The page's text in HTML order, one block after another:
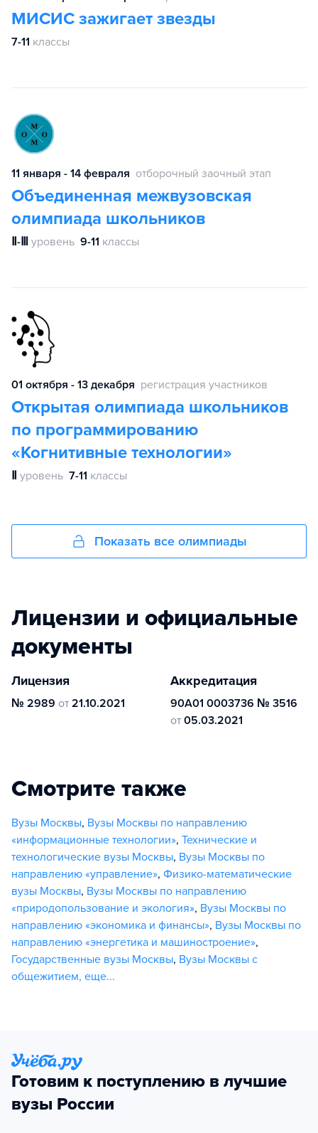
МИСИС зажигает звезды
7-11 классы
11 января - 14 февраля отборочный заочный этап
Объединенная межвузовская
олимпиада школьников
Ⅱ-Ⅲ уровень 9-11 классы
01 октября - 13 декабря регистрация участников
Открытая олимпиада школьников
по программированию
«Когнитивные технологии»
Ⅱ уровень 7-11 классы
Показать все олимпиады
Лицензии и официальные
документы
Лицензия
№ 2989 от 21.10.2021
Аккредитация
90А01 0003736 № 3516
от 05.03.2021
Смотрите также
Вузы Москвы, Вузы Москвы по направлению
«информационные технологии», Технические и
технологические вузы Москвы, Вузы Москвы по
направлению «управление», Физико-математические
вузы Москвы, Вузы Москвы по направлению
«природопользование и экология», Вузы Москвы по
направлению «экономика и финансы», Вузы Москвы по
направлению «энергетика и машиностроение»,
Государственные вузы Москвы, Вузы Москвы с
общежитием, еще...
Готовим к поступлению в лучшие
вузы России